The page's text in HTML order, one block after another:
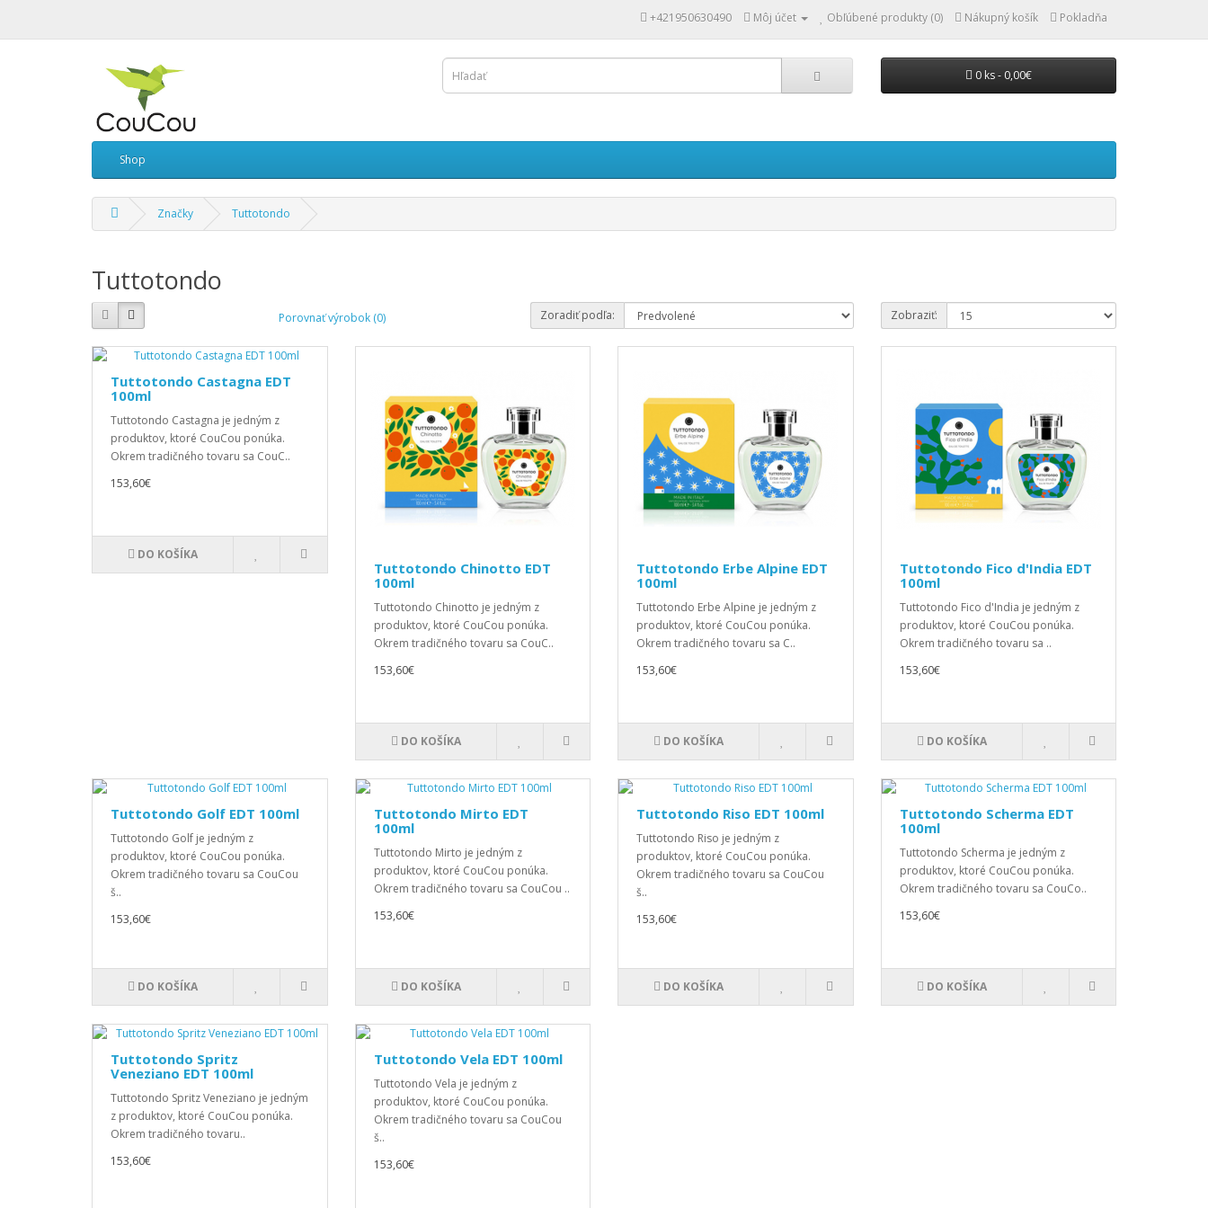
+421950630490 Môj účet Obľúbené produkty (0) Nákupný košík Pokladňa
0 ks - 0,00€
Shop
Značky Tuttotondo
Tuttotondo
Porovnať výrobok (0) Zoradiť podľa: Zobraziť:
Tuttotondo Castagna EDT
100ml
Tuttotondo Castagna je jedným z
produktov, ktoré CouCou ponúka.
Okrem tradičného tovaru sa CouC..
153,60€
DO KOŠÍKA
Tuttotondo Chinotto EDT
100ml
Tuttotondo Chinotto je jedným z
produktov, ktoré CouCou ponúka.
Okrem tradičného tovaru sa CouC..
153,60€
DO KOŠÍKA
Tuttotondo Erbe Alpine EDT
100ml
Tuttotondo Erbe Alpine je jedným z
produktov, ktoré CouCou ponúka.
Okrem tradičného tovaru sa C..
153,60€
DO KOŠÍKA
Tuttotondo Fico d'India EDT
100ml
Tuttotondo Fico d'India je jedným z
produktov, ktoré CouCou ponúka.
Okrem tradičného tovaru sa ..
153,60€
DO KOŠÍKA
Tuttotondo Golf EDT 100ml
Tuttotondo Golf je jedným z
produktov, ktoré CouCou ponúka.
Okrem tradičného tovaru sa CouCou
š..
153,60€
DO KOŠÍKA
Tuttotondo Mirto EDT
100ml
Tuttotondo Mirto je jedným z
produktov, ktoré CouCou ponúka.
Okrem tradičného tovaru sa CouCou ..
153,60€
DO KOŠÍKA
Tuttotondo Riso EDT 100ml
Tuttotondo Riso je jedným z
produktov, ktoré CouCou ponúka.
Okrem tradičného tovaru sa CouCou
š..
153,60€
DO KOŠÍKA
Tuttotondo Scherma EDT
100ml
Tuttotondo Scherma je jedným z
produktov, ktoré CouCou ponúka.
Okrem tradičného tovaru sa CouCo..
153,60€
DO KOŠÍKA
Tuttotondo Spritz
Veneziano EDT 100ml
Tuttotondo Spritz Veneziano je jedným
z produktov, ktoré CouCou ponúka.
Okrem tradičného tovaru..
153,60€
Tuttotondo Vela EDT 100ml
Tuttotondo Vela je jedným z
produktov, ktoré CouCou ponúka.
Okrem tradičného tovaru sa CouCou
š..
153,60€